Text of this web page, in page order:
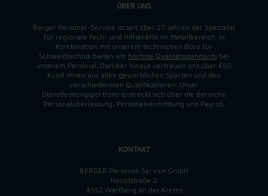
ÜBER UNS
Berger Personal-Service ist seit über 27 Jahren der Spezialist
für regionale Fach- und Hilfskräfte im Metallbereich. In
Kombination mit unserem technischen Büro für
Schweißtechnik bieten wir höchste Qualitätsstandards bei
unserem Personal. Darüber hinaus vertrauen uns über 650
Kund:innen aus allen gewerblichen Sparten und den
verschiedensten Qualifikationen. Unser
Dienstleistungsportfolio erstreckt sich über die Bereiche
Personalüberlassung, Personalvermittlung und Payroll.
KONTAKT
BERGER Personal-Service GmbH
Hauptstraße 2
4552 Wartberg an der Krems